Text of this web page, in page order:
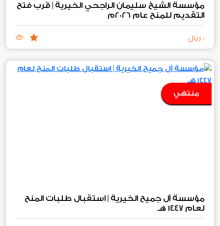
مؤسسة الشيخ سليمان الراجحي الخيرية | قُرب فتح
التقديم للمنح عام 2026م
0 ريال
منتهي
مؤسسة آل جميح الخيرية | استقبال طلبات المنح
لعام ١٤٤٧ هـ